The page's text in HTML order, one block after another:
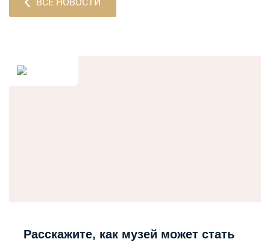
Расскажите, как музей может стать